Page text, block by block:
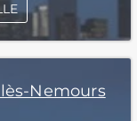
Nemours